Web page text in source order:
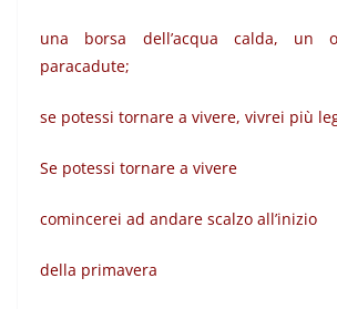
una borsa dell’acqua calda, un
paracadute;
se potessi tornare a vivere, vivrei più
Se potessi tornare a vivere
comincerei ad andare scalzo all’inizio
della primavera